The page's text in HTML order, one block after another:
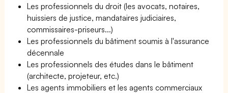
Les professionnels du droit (les avocats, notaires,
huissiers de justice, mandataires judiciaires,
commissaires-priseurs...)
Les professionnels du bâtiment soumis à l'assurance
décennale
Les professionnels des études dans le bâtiment
(architecte, projeteur, etc.)
Les agents immobiliers et les agents commerciaux